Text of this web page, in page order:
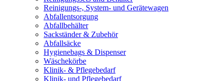
Reinigungs-, System- und Gerätewagen
Abfallentsorgung
Abfallbehälter
Sackständer & Zubehör
Abfallsäcke
Hygienebags & Dispenser
Wäschekörbe
Klinik- & Pflegebedarf
Klinik- und Pflegebedarf